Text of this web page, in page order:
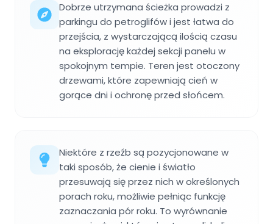
Dobrze utrzymana ścieżka prowadzi z
parkingu do petroglifów i jest łatwa do
przejścia, z wystarczającą ilością czasu
na eksplorację każdej sekcji panelu w
spokojnym tempie. Teren jest otoczony
drzewami, które zapewniają cień w
gorące dni i ochronę przed słońcem.
Niektóre z rzeźb są pozycjonowane w
taki sposób, że cienie i światło
przesuwają się przez nich w określonych
porach roku, możliwie pełniąc funkcję
zaznaczania pór roku. To wyrównanie